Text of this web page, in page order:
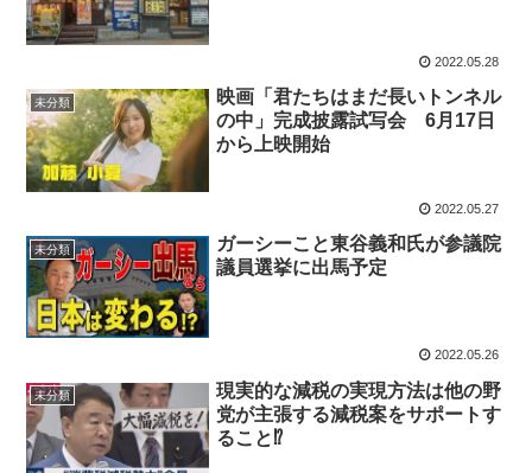
2022.05.28
未分類
映画「君たちはまだ長いトンネル
の中」完成披露試写会 6月17日
から上映開始
2022.05.27
未分類
ガーシーこと東谷義和氏が参議院
議員選挙に出馬予定
2022.05.26
未分類
現実的な減税の実現方法は他の野
党が主張する減税案をサポートす
ること⁉